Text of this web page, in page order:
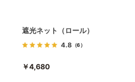
遮光ネット（ロール）
4.8 （6）
￥4,680